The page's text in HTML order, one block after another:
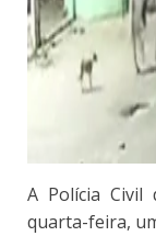
A Polícia Civil
quarta-feira,